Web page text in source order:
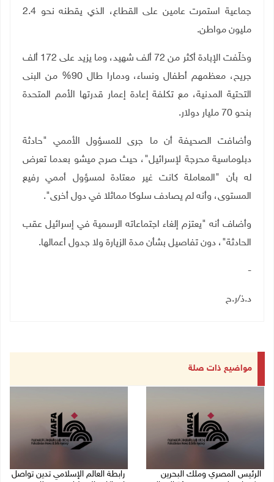
جماعية استمرت عامين على القطاع، الذي يقطنه نحو 2.4
مليون مواطن.
وخلّفت الإبادة أكثر من 72 ألف شهيد، وما يزيد على 172 ألف
جريح، معظمهم أطفال ونساء، ودمارا طال 90% من البنى
التحتية المدنية، مع تكلفة إعادة إعمار قدرتها الأمم المتحدة
بنحو 70 مليار دولار
.
وأضافت الصحيفة أن ما جرى للمسؤول الأممي "حادثة
دبلوماسية محرجة لإسرائيل"، حيث صرح ميشو بعدما تعرض
له بأن "المعاملة كانت غير معتادة لمسؤول أممي رفيع
المستوى، وأنه لم يصادف سلوكا مماثلا في دول أخرى".
وأضاف أنه "يعتزم إلغاء اجتماعاته الرسمية في إسرائيل عقب
الحادثة"، دون تفاصيل بشأن مدة الزيارة ولا جدول أعمالها.
-
د.ذ/ر.ح
مواضيع ذات صلة
الرئيس المصري وملك البحرين
رابطة العالم الإسلامي تدين تواصل